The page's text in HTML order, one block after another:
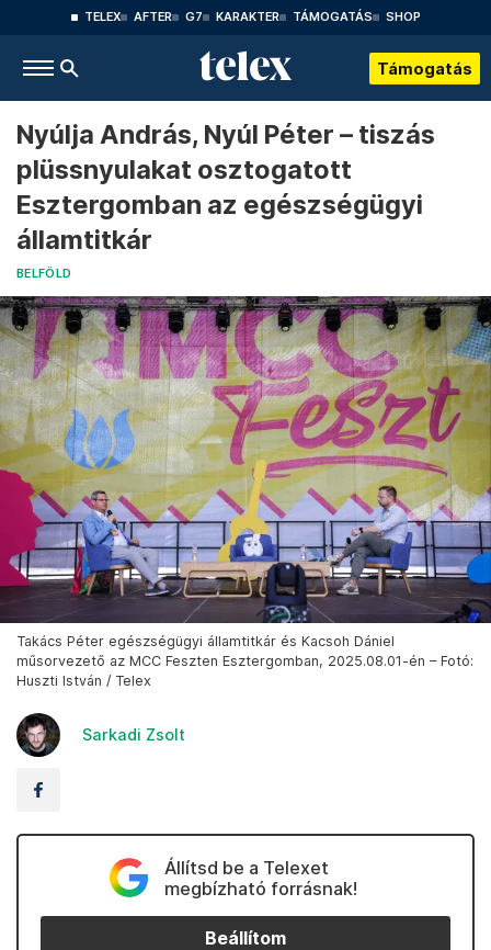
TELEX AFTER G7 KARAKTER TÁMOGATÁS SHOP
Támogatás
Nyúlja András, Nyúl Péter – tiszás
plüssnyulakat osztogatott
Esztergomban az egészségügyi
államtitkár
BELFÖLD
Takács Péter egészségügyi államtitkár és Kacsoh Dániel
műsorvezető az MCC Feszten Esztergomban, 2025.08.01-én – Fotó:
Huszti István / Telex
Sarkadi Zsolt
Állítsd be a Telexet
megbízható forrásnak!
Beállítom